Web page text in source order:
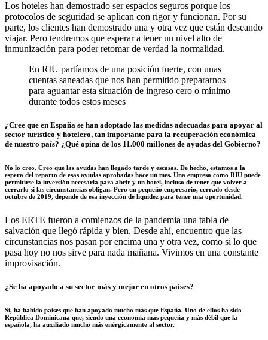
Los hoteles han demostrado ser espacios seguros porque los
protocolos de seguridad se aplican con rigor y funcionan. Por su
parte, los clientes han demostrado una y otra vez que están deseando
viajar. Pero tendremos que esperar a tener un nivel alto de
inmunización para poder retomar de verdad la normalidad.
En RIU partíamos de una posición fuerte, con unas
cuentas saneadas que nos han permitido prepararnos
para aguantar esta situación de ingreso cero o mínimo
durante todos estos meses
¿Cree que en España se han adoptado las medidas adecuadas para apoyar al
sector turístico y hotelero, tan importante para la recuperación económica
de nuestro país? ¿Qué opina de los 11.000 millones de ayudas del Gobierno?
No lo creo. Creo que las ayudas han llegado tarde y escasas. De hecho, estamos a la
espera del reparto de esas ayudas aprobadas hace un mes. Una empresa como RIU puede
permitirse la inversión necesaria para abrir y un hotel, incluso de tener que volver a
cerrarlo si las circunstancias obligan. Pero un pequeño empresario, cerrado desde
octubre de 2019, depende de esa inyección de liquidez para tener una oportunidad.
Los ERTE fueron a comienzos de la pandemia una tabla de
salvación que llegó rápida y bien. Desde ahí, encuentro que las
circunstancias nos pasan por encima una y otra vez, como si lo que
pasa hoy no nos sirve para nada mañana. Vivimos en una constante
improvisación.
¿Se ha apoyado a su sector más y mejor en otros países?
Sí, ha habido países que han apoyado mucho más que España. Uno de ellos ha sido
República Dominicana que, siendo una economía más pequeña y más débil que la
española, ha auxiliado mucho más enérgicamente al sector.